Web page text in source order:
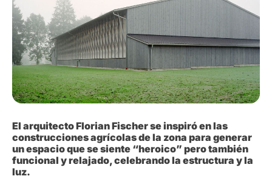
El arquitecto Florian Fischer se inspiró en las
construcciones agrícolas de la zona para generar
un espacio que se siente “heroico” pero también
funcional y relajado, celebrando la estructura y la
luz.